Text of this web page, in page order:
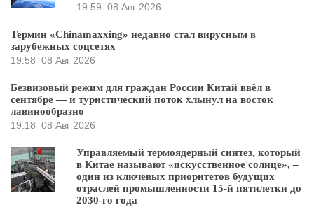
19:59 08 Авг 2026
Термин «Chinamaxxing» недавно стал вирусным в
зарубежных соцсетях
19:58 08 Авг 2026
Безвизовый режим для граждан России Китай ввёл в
сентябре — и туристический поток хлынул на восток
лавинообразно
19:18 08 Авг 2026
Управляемый термоядерный синтез, который
в Китае называют «искусственное солнце», –
один из ключевых приоритетов будущих
отраслей промышленности 15-й пятилетки до
2030-го года